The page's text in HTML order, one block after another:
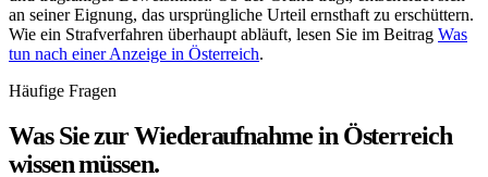
an seiner Eignung, das ursprüngliche Urteil ernsthaft zu erschüttern.
Wie ein Strafverfahren überhaupt abläuft, lesen Sie im Beitrag Was
tun nach einer Anzeige in Österreich.
Häufige Fragen
Was Sie zur Wiederaufnahme in Österreich
wissen müssen.